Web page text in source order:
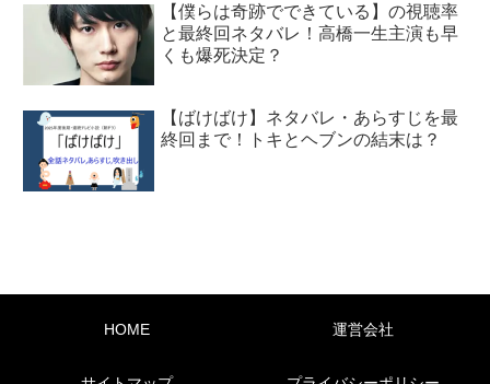
【僕らは奇跡でできている】の視聴率
と最終回ネタバレ！高橋一生主演も早
くも爆死決定？
【ばけばけ】ネタバレ・あらすじを最
終回まで！トキとヘブンの結末は？
HOME 運営会社